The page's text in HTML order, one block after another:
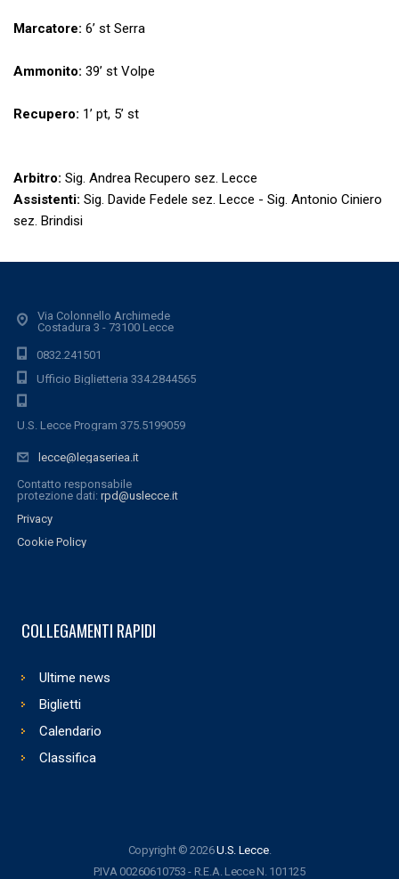
Marcatore: 6’ st Serra
Ammonito: 39’ st Volpe
Recupero: 1’ pt, 5’ st
Arbitro: Sig. Andrea Recupero sez. Lecce
Assistenti: Sig. Davide Fedele sez. Lecce - Sig. Antonio Ciniero
sez. Brindisi
Via Colonnello Archimede
Costadura 3 - 73100 Lecce
0832.241501
Ufficio Biglietteria 334.2844565
U.S. Lecce Program 375.5199059
lecce@legaseriea.it
Contatto responsabile
protezione dati: rpd@uslecce.it
Privacy
Cookie Policy
COLLEGAMENTI RAPIDI
Ultime news
Biglietti
Calendario
Classifica
Copyright © 2026U.S. Lecce.
P.IVA 00260610753 - R.E.A. Lecce N. 101125